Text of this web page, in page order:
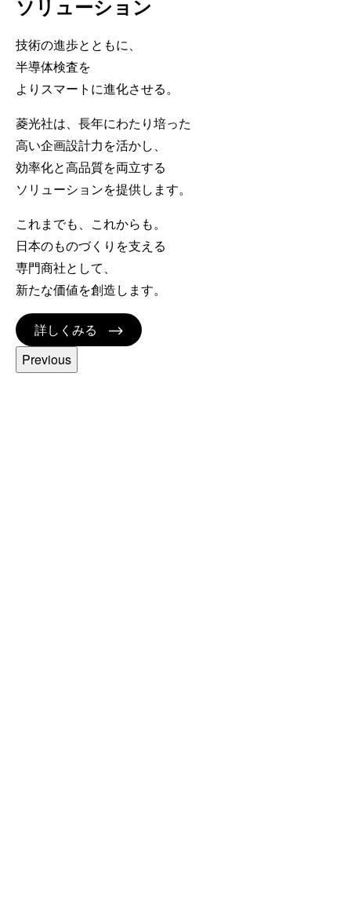
ソリューション
技術の進歩とともに、
半導体検査を
よりスマートに進化させる。
菱光社は、⻑年にわたり培った
⾼い企画設計⼒を活かし、
効率化と⾼品質を両⽴する
ソリューションを提供します。
これまでも、これからも。
⽇本のものづくりを⽀える
専⾨商社として、
新たな価値を創造します。
詳しくみる
Previous